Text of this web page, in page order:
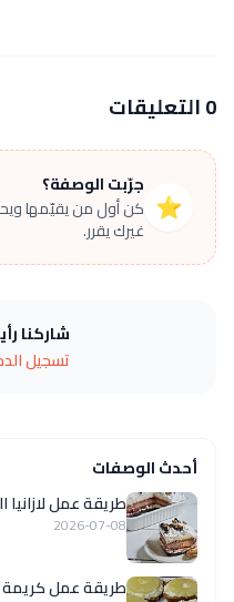
0 التعليقات
⭐
جرّبت الوصفة؟
كن أول من يقيّمها
غيرك يقرر.
شاركنا
تسجيل
أحدث الوصفات
طريقة عمل
2026-07-08
طريقة عمل كريمة